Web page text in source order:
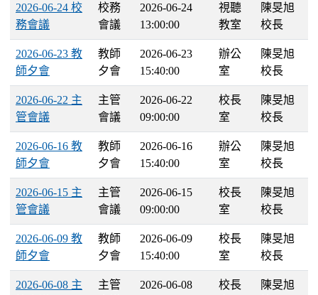
2026-06-24 校
務會議
校務
會議
2026-06-24
13:00:00
視聽
教室
陳旻旭
校長
2026-06-23 教
師夕會
教師
夕會
2026-06-23
15:40:00
辦公
室
陳旻旭
校長
2026-06-22 主
管會議
主管
會議
2026-06-22
09:00:00
校長
室
陳旻旭
校長
2026-06-16 教
師夕會
教師
夕會
2026-06-16
15:40:00
辦公
室
陳旻旭
校長
2026-06-15 主
管會議
主管
會議
2026-06-15
09:00:00
校長
室
陳旻旭
校長
2026-06-09 教
師夕會
教師
夕會
2026-06-09
15:40:00
校長
室
陳旻旭
校長
2026-06-08 主
主管
2026-06-08
校長
陳旻旭